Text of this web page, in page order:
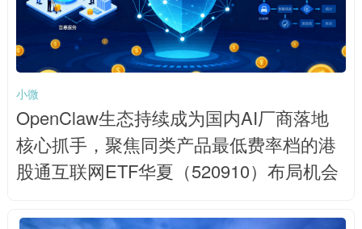
小微
OpenClaw生态持续成为国内AI厂商落地
核心抓手，聚焦同类产品最低费率档的港
股通互联网ETF华夏（520910）布局机会